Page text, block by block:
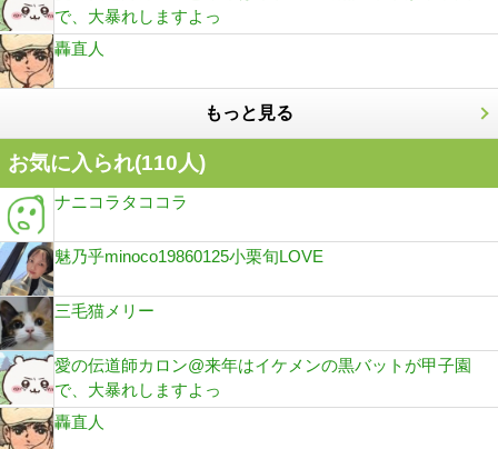
で、大暴れしますよっ
轟直人
もっと見る
お気に入られ(110人)
ナニコラタココラ
魅乃乎minoco19860125小栗旬LOVE
三毛猫メリー
愛の伝道師カロン@来年はイケメンの黒バットが甲子園
で、大暴れしますよっ
轟直人